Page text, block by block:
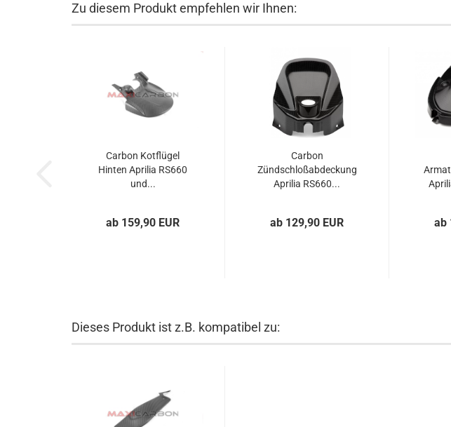
Zu diesem Produkt empfehlen wir Ihnen:
Carbon Kotflügel
Hinten Aprilia RS660
und...
ab 159,90 EUR
Carbon
Zündschloßabdeckung
Aprilia RS660...
ab 129,90 EUR ab
Dieses Produkt ist z.B. kompatibel zu: